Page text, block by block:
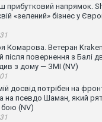
прибутковий напрямок.
«зелений» бізнес у
Комарова. Ветеран Kraken
повернення з Балі
з дому — ЗМІ (NV)
досвід потрібен на
на псевдо Шаман, який
бою (NV)